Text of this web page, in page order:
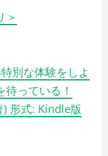
＞
別な体験をしよ
っている！
形式: Kindle版